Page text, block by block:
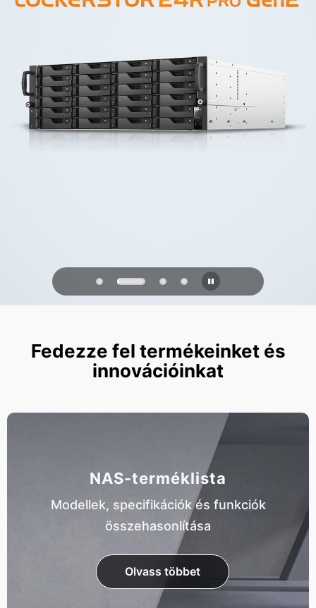
ellen
Fedezze fel termékeinket és
innovációinkat
NAS-terméklista
Modellek, specifikációk és funkciók
összehasonlítása
Olvass többet